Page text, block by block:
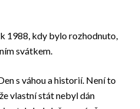
1988, kdy bylo rozhodnuto,
svátkem.
s váhou a historií. Není to
vlastní stát nebyl dán